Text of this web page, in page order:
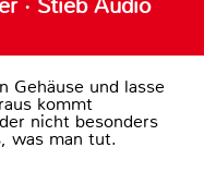
· Stieb Audio
Gehäuse und lasse
kommt
nicht besonders
was man tut.